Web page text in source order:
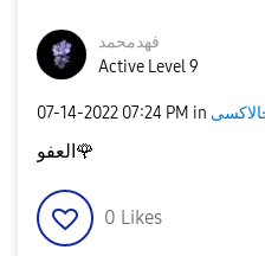
فهدمحمد
Active Level 9
‎07-14-2022 07:24 PM in
العفو🌹
0 Likes